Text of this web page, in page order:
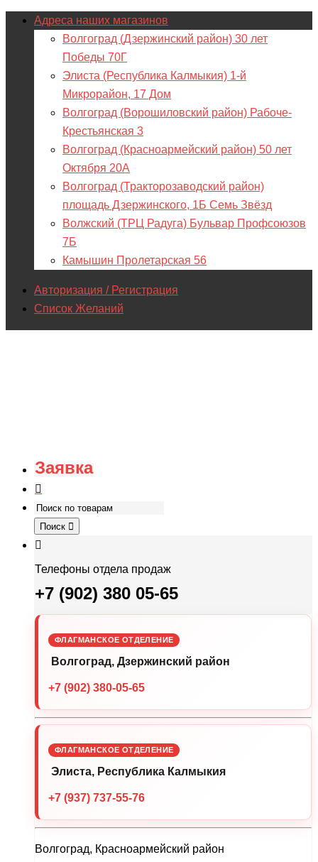
Адреса наших магазинов
Волгоград (Дзержинский район) 30 лет
Победы 70Г
Элиста (Республика Калмыкия) 1-й
Микрорайон, 17 Дом
Волгоград (Ворошиловский район) Рабоче-
Крестьянская 3
Волгоград (Красноармейский район) 50 лет
Октября 20А
Волгоград (Тракторозаводский район)
площадь Дзержинского, 1Б Семь Звёзд
Волжский (ТРЦ Радуга) Бульвар Профсоюзов
7Б
Камышин Пролетарская 56
Авторизация / Регистрация
Список Желаний
Заявка
Поиск
Телефоны отдела продаж
+7 (902) 380 05-65
ФЛАГМАНСКОЕ ОТДЕЛЕНИЕ
Волгоград, Дзержинский район
+7 (902) 380-05-65
ФЛАГМАНСКОЕ ОТДЕЛЕНИЕ
Элиста, Республика Калмыкия
+7 (937) 737-55-76
Волгоград, Красноармейский район